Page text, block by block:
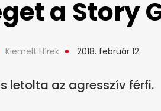
a Story
Kiemelt Hírek 2018. február 12.
letolta az agresszív férfi.